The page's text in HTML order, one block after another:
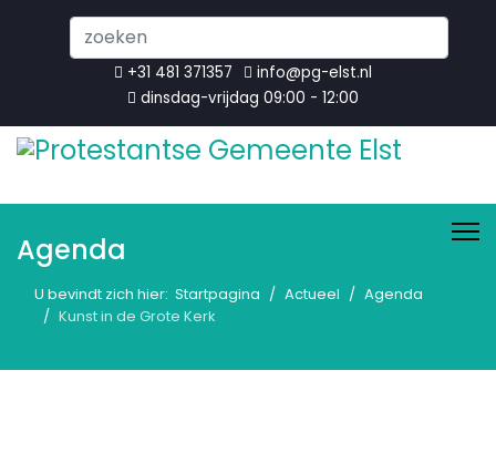
...
+31 481 371357
info@pg-elst.nl
dinsdag-vrijdag 09:00 - 12:00
Agenda
U bevindt zich hier: Startpagina Actueel
Agenda
Kunst in de Grote Kerk